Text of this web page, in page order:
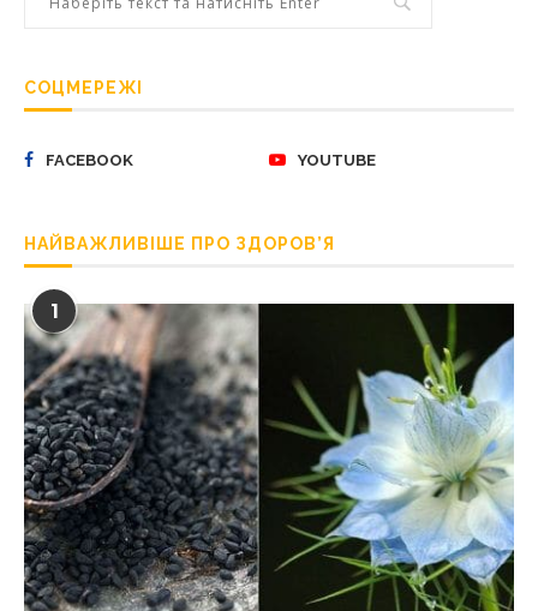
СОЦМЕРЕЖІ
FACEBOOK YOUTUBE
НАЙВАЖЛИВІШЕ ПРО ЗДОРОВ’Я
1